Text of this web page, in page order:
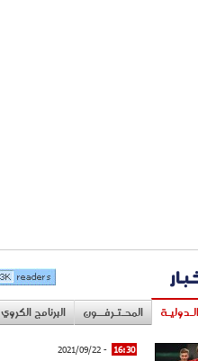
المحـتـرفــون البرنامج الكروي
16:30
- 2021/09/22